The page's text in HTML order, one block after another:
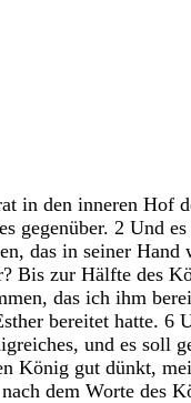
in den inneren Hof
gegenüber. 2 Und es
, das in seiner Hand
? Bis zur Hälfte des
, das ich ihm
bereitet hatte. 6
, und es soll
König gut dünkt,
nach dem Worte des